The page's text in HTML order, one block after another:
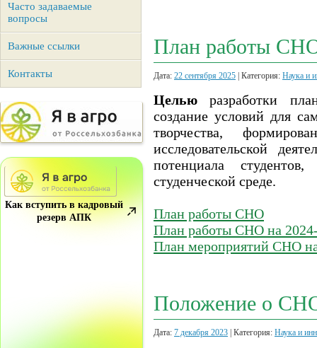
Часто задаваемые
вопросы
Важные ссылки
Контакты
Как вступить в кадровый
резерв АПК
План работы
Дата: 22 сентября 2025 | Категория: Наука и
Целью разработки
создание условий для
творчества,
исследовательской
потенциала
студенческой среде.
План работы СНО
План работы СНО на
План мероприятий СНО
Положение о
Дата: 7 декабря 2023 | Категория: Наука и